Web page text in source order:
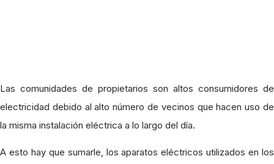
Las comunidades de propietarios son altos consumidores de
electricidad debido al alto número de vecinos que hacen uso de
la misma instalación eléctrica a lo largo del día.
A esto hay que sumarle, los aparatos eléctricos utilizados en los